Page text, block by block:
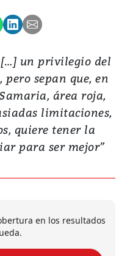
[…] un privilegio del
sepan que, en
área roja,
limitaciones,
quiere tener la
para ser mejor”
en los resultados